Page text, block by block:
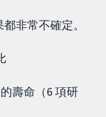
非常不確定。
壽命（6 項研